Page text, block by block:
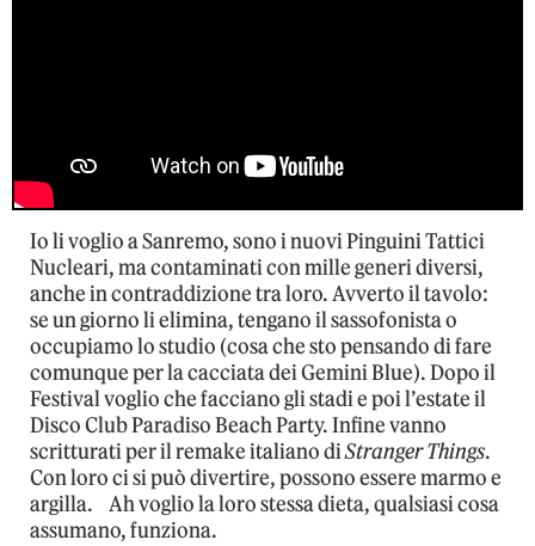
Io li voglio a Sanremo, sono i nuovi Pinguini Tattici
Nucleari, ma contaminati con mille generi diversi,
anche in contraddizione tra loro. Avverto il tavolo:
se un giorno li elimina, tengano il sassofonista o
occupiamo lo studio (cosa che sto pensando di fare
comunque per la cacciata dei Gemini Blue). Dopo il
Festival voglio che facciano gli stadi e poi l’estate il
Disco Club Paradiso Beach Party. Infine vanno
scritturati per il remake italiano diStranger Things.
Con loro ci si può divertire, possono essere marmo e
argilla. Ah voglio la loro stessa dieta, qualsiasi cosa
assumano, funziona.